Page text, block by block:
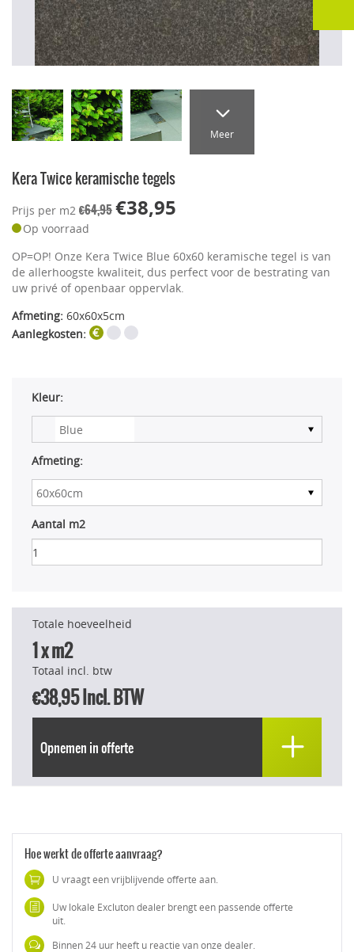
Meer
Kera Twice keramische tegels
Prijs per m2 €64,95€38,95
Op voorraad
OP=OP! Onze Kera Twice Blue 60x60 keramische tegel is van
de allerhoogste kwaliteit, dus perfect voor de bestrating van
uw privé of openbaar oppervlak.
Afmeting: 60x60x5cm
Aanlegkosten:
Kleur:
Afmeting:
Aantal m2
Totale hoeveelheid
1x m2
Totaal incl. btw
€38,95Incl. BTW
Opnemen in offerte
Hoe werkt de offerte aanvraag?
U vraagt een vrijblijvende offerte aan.
Uw lokale Excluton dealer brengt een passende offerte
uit.
Binnen 24 uur heeft u reactie van onze dealer.